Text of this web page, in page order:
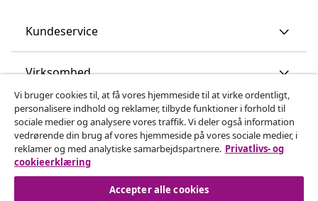
Kundeservice
Virksomhed
vidaXL
Opdag mere
Vi bruger cookies til, at få vores hjemmeside til at virke ordentligt,
personalisere indhold og reklamer, tilbyde funktioner i forhold til
sociale medier og analysere vores traffik. Vi deler også information
vedrørende din brug af vores hjemmeside på vores sociale medier, i
reklamer og med analytiske samarbejdspartnere. Privatlivs- og
cookieerklæring
Accepter alle cookies